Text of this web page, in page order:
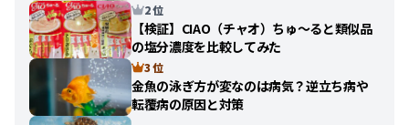
2 位
【検証】CIAO（チャオ）ちゅ〜ると類似品
の塩分濃度を比較してみた
3 位
金魚の泳ぎ方が変なのは病気？逆立ち病や
転覆病の原因と対策